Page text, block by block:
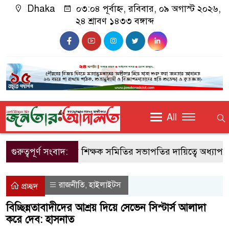
Dhaka
০৩:০৪ পূর্বাহ্ন, রবিবার, ০৯ অগাস্ট ২০২৬,
২৪ শ্রাবণ ১৪৩৩ বঙ্গাব্দ
All
গুরুত্বপূর্ণ সংবাদ:জাবি শিক্ষক সমিতির সভাপতির দায়িত্বে অধ্যাপক
প্রচ্ছদ রাজনীতি,হাইলাইটস
বিচ্ছিন্নতাবাদীদের আশ্রয় দিয়ে সেভেন সিস্টার্স আলাদা
করে দেব: হাসনাত